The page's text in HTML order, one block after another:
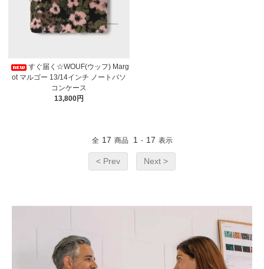
すぐ届く☆WOUF(ウッフ) Marg
ot マルゴー 13/14インチ ノートパソ
コンケース
13,800円
全 17 商品 1 - 17 表示
< Prev Next >